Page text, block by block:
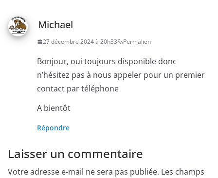
Michael
27 décembre 2024 à 20h33 Permalien
Bonjour, oui toujours disponible donc
n’hésitez pas à nous appeler pour un premier
contact par téléphone
A bientôt
Répondre
Laisser un commentaire
Votre adresse e-mail ne sera pas publiée. Les champs